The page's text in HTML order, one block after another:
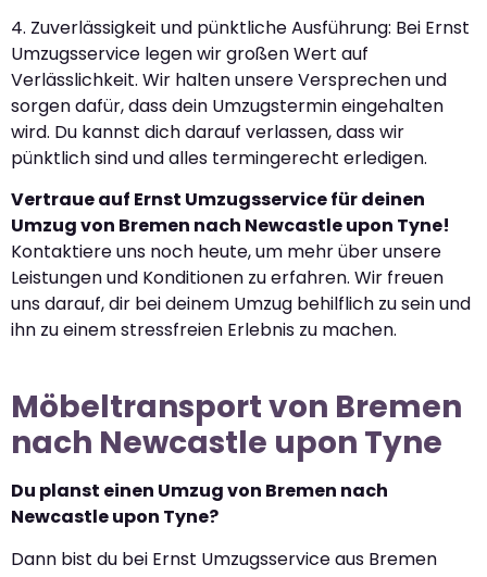
4. Zuverlässigkeit und pünktliche Ausführung: Bei Ernst
Umzugsservice legen wir großen Wert auf
Verlässlichkeit. Wir halten unsere Versprechen und
sorgen dafür, dass dein Umzugstermin eingehalten
wird. Du kannst dich darauf verlassen, dass wir
pünktlich sind und alles termingerecht erledigen.
Vertraue auf Ernst Umzugsservice für deinen
Umzug von Bremen nach Newcastle upon Tyne!
Kontaktiere uns noch heute, um mehr über unsere
Leistungen und Konditionen zu erfahren. Wir freuen
uns darauf, dir bei deinem Umzug behilflich zu sein und
ihn zu einem stressfreien Erlebnis zu machen.
Möbeltransport von Bremen
nach Newcastle upon Tyne
Du planst einen Umzug von Bremen nach
Newcastle upon Tyne?
Dann bist du bei Ernst Umzugsservice aus Bremen